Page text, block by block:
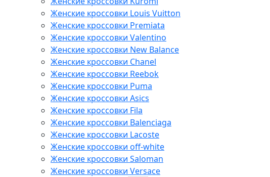
Женские кроссовки Louis Vuitton
Женские кроссовки Premiata
Женские кроссовки Valentino
Женские кроссовки New Balance
Женские кроссовки Chanel
Женские кроссовки Reebok
Женские кроссовки Puma
Женские кроссовки Asics
Женские кроссовки Fila
Женские кроссовки Balenciaga
Женские кроссовки Lacoste
Женские кроссовки off-white
Женские кроссовки Saloman
Женские кроссовки Versace